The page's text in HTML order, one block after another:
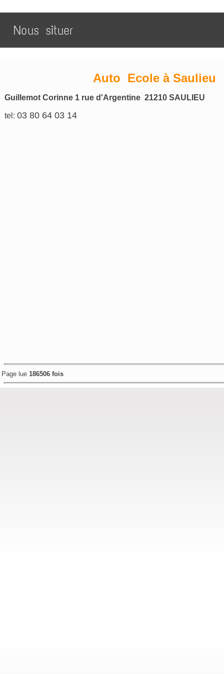
Nous situer
Auto Ecole à Saulieu
Guillemot Corinne 1 rue d'Argentine 21210 SAULIEU
tel:03 80 64 03 14
Page lue186506 fois